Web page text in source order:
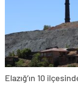
Elazığ’ın 10